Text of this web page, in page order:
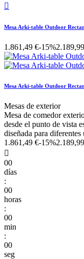

Mesa Arki-table Outdoor
1.861,49 €-15%
Mesa Arki-table Outdoor
Mesas de exterior
Mesa de comedor
desde el punto de vista
diseñada para diferentes
1.861,49 €-15%

00
días
:
00
horas
:
00
min
:
00
seg